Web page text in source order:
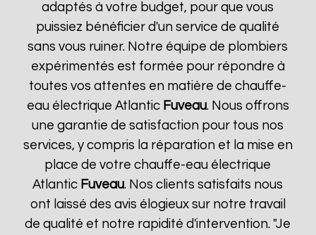
adaptés à votre budget, pour que vous
puissiez bénéficier d'un service de qualité
sans vous ruiner. Notre équipe de plombiers
expérimentés est formée pour répondre à
toutes vos attentes en matière de chauffe-
eau électrique Atlantic Fuveau. Nous offrons
une garantie de satisfaction pour tous nos
services, y compris la réparation et la mise en
place de votre chauffe-eau électrique
Atlantic Fuveau. Nos clients satisfaits nous
ont laissé des avis élogieux sur notre travail
de qualité et notre rapidité d'intervention. "Je